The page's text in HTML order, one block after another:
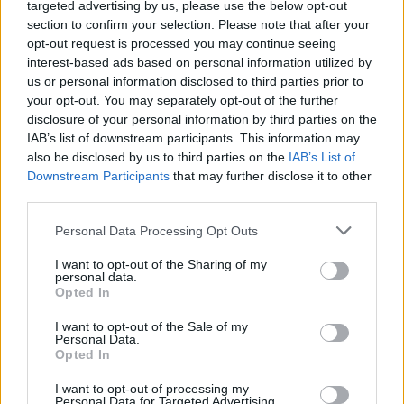
targeted advertising by us, please use the below opt-out
section to confirm your selection. Please note that after your
opt-out request is processed you may continue seeing
interest-based ads based on personal information utilized by
us or personal information disclosed to third parties prior to
your opt-out. You may separately opt-out of the further
disclosure of your personal information by third parties on the
IAB’s list of downstream participants. This information may
also be disclosed by us to third parties on the IAB’s List of
Downstream Participants that may further disclose it to other
Personal Data Processing Opt Outs
I want to opt-out of the Sharing of my
personal data.
Opted In
I want to opt-out of the Sale of my
Personal Data.
Opted In
I want to opt-out of processing my
Username or E-mail
Password
Remember Me
Forgot Password
Stöd Para§raf – magasinet som hatas av högertrollen